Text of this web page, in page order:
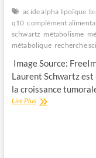
acide alpha lipoïque
q10 complément
schwartz métabolisme
métabolique recherche
Image Source:
Laurent Schwartz
la croissance
Lire PlusTout